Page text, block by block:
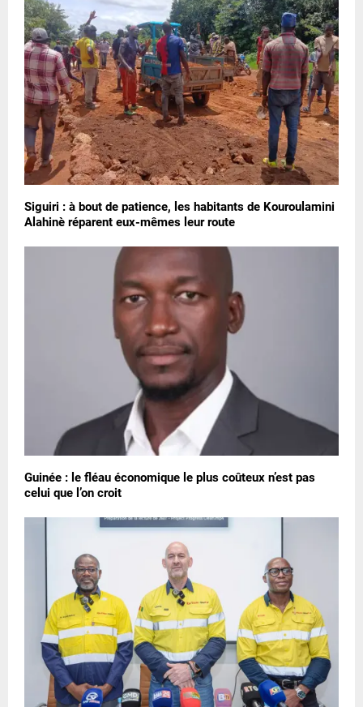
Siguiri : à bout de patience, les habitants de Kouroulamini
Alahinè réparent eux-mêmes leur route
Guinée : le fléau économique le plus coûteux n’est pas
celui que l’on croit